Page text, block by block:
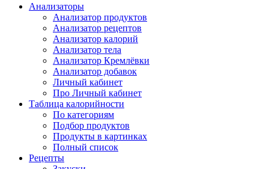
Анализаторы
Анализатор продуктов
Анализатор рецептов
Анализатор калорий
Анализатор тела
Анализатор Кремлёвки
Анализатор добавок
Личный кабинет
Про Личный кабинет
Таблица калорийности
По категориям
Подбор продуктов
Продукты в картинках
Полный список
Рецепты